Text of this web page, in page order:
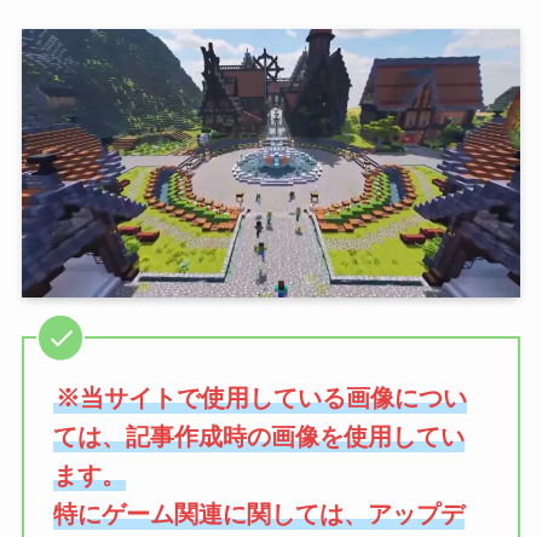
※当サイトで使用している画像につい
ては、記事作成時の画像を使用してい
ます。
特にゲーム関連に関しては、アップデ